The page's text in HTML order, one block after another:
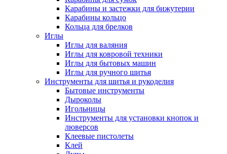
Карабины и застежки для бижутерии
Карабины кольцо
Кольца для брелков
Иглы
Иглы для валяния
Иглы для ковровой техники
Иглы для бытовых машин
Иглы для ручного шитья
Инструменты для шитья и рукоделия
Бытовые инструменты
Дыроколы
Игольницы
Инструменты для установки кнопок и
люверсов
Клеевые пистолеты
Клей